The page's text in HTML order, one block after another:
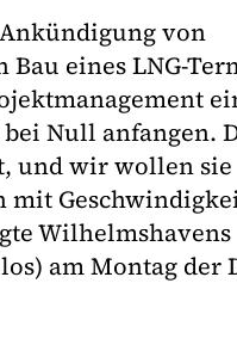
von
Bau eines LNG-
Null anfangen.
und wir wollen sie
mit
Wilhelmshavens
am Montag der